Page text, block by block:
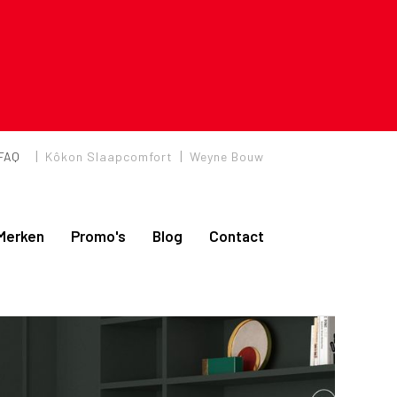
| Kôkon Slaapcomfort | Weyne Bouw
Promo's Blog Contact